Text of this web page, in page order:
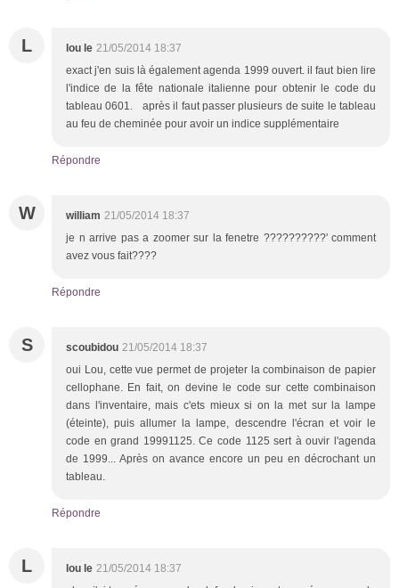
L lou le 21/05/2014 18:37
exact j'en suis là également agenda 1999 ouvert. il faut bien lire
l'indice de la fête nationale italienne pour obtenir le code du
tableau 0601. après il faut passer plusieurs de suite le tableau
au feu de cheminée pour avoir un indice supplémentaire
Répondre
W william 21/05/2014 18:37
je n arrive pas a zoomer sur la fenetre ??????????' comment
avez vous fait????
Répondre
S scoubidou 21/05/2014 18:37
oui Lou, cette vue permet de projeter la combinaison de papier
cellophane. En fait, on devine le code sur cette combinaison
dans l'inventaire, mais c'ets mieux si on la met sur la lampe
(éteinte), puis allumer la lampe, descendre l'écran et voir le
code en grand 19991125. Ce code 1125 sert à ouvir l'agenda
de 1999... Après on avance encore un peu en décrochant un
tableau.
Répondre
L lou le 21/05/2014 18:37